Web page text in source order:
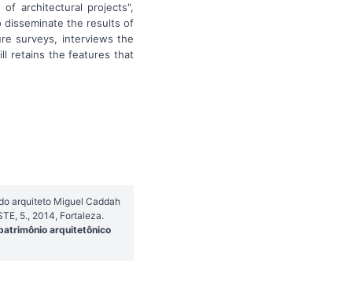
architectural projects",
disseminate the results of
surveys, interviews the
retains the features that
arquiteto Miguel Caddah
5., 2014, Fortaleza.
arquitetônico